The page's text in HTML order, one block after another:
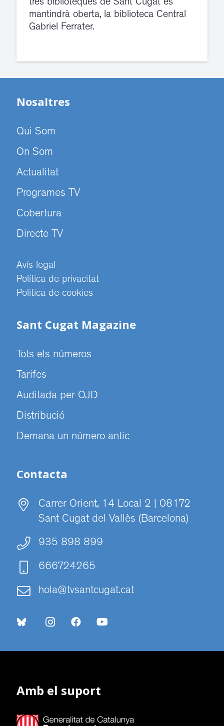
Central
Aquest agost les àrees
blaves i verdes són gratuïtes a
Nosaltres
Qui Som
On Som
Actualitat
Programes TV
Cobertura
Directe TV
Avís legal
Política de privacitat
Politica de cookies
Sant Cugat Magazine
Tots els números
Tarifes
Auditada per OJD
Distribució
Demana un número antic
Contacta
Carrer Orient, 14 Local 2 | 08172
Sant Cugat del Vallès (Barcelona)
935 898 899
666724265
hola@tvsantcugat.cat
Amb el suport